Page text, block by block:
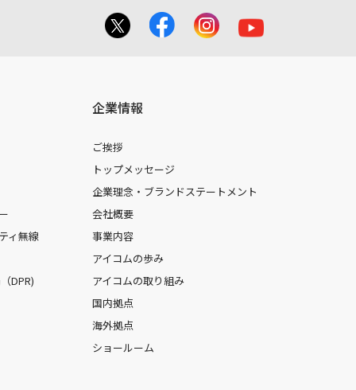
ィ無線
DPR)
企業情報
ご挨拶
トップメッセージ
企業理念・ブランドステートメント
会社概要
事業内容
アイコムの歩み
アイコムの取り組み
国内拠点
海外拠点
ショールーム